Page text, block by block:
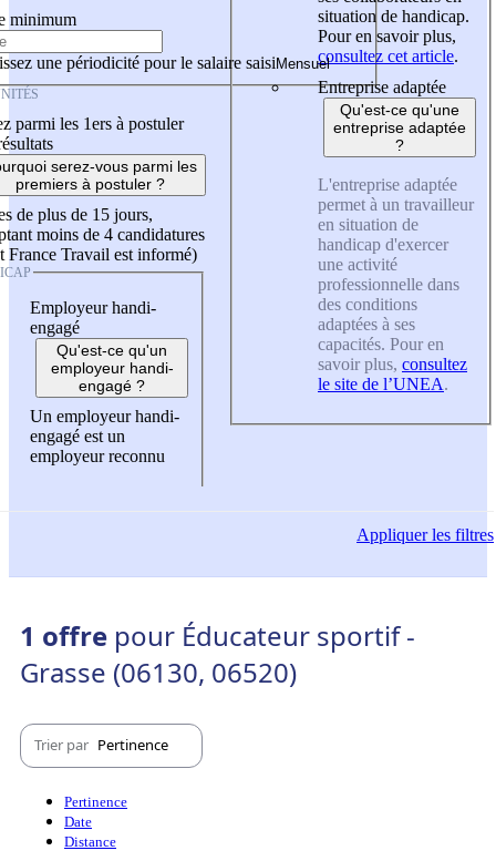
minimum
une périodicité pour le salaire saisi
parmi les 1ers à postuler
serez-vous parmi les
premiers à postuler ?
de plus de 15 jours,
moins de 4 candidatures
France Travail est informé)
Employeur handi-
engagé
Qu'est-ce qu'un
employeur handi-
engagé ?
Un employeur handi-
engagé est un
employeur reconnu
situation de handicap.
Pour en savoir plus,
consultez cet article.
Entreprise adaptée
Qu'est-ce qu'une
entreprise adaptée
?
L'entreprise adaptée
permet à un travailleur
en situation de
handicap d'exercer
une activité
professionnelle dans
des conditions
adaptées à ses
capacités. Pour en
savoir plus, consultez
le site de l’UNEA.
Appliquerles filtres
1 offre pour Éducateur sportif -
Grasse (06130, 06520)
Trier par Pertinence
Pertinence
Date
Distance